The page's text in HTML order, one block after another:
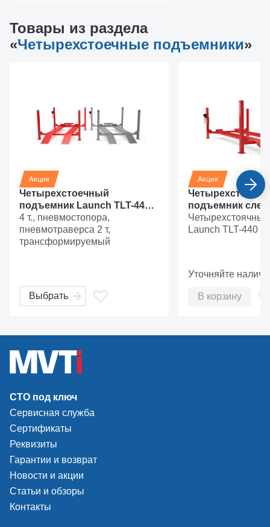
Товары из раздела
«Четырехстоечные подъемники»
Четырехстоечный
подъемник Launch TLT-440W
(с траверсой)
4 т., пневмостопора,
пневмотраверса 2 т,
трансформируемый
Выбрать
подъемник
Launch TLT-
Launch TLT-440 +
Уточняйте
В корзину
СТО под ключ
Сервисная служба
Сертификаты
Реквизиты
Гарантии и возврат
Новости и акции
Статьи и обзоры
Контакты